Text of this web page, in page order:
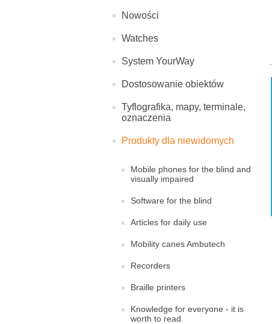
Nowości
Watches
System YourWay
Dostosowanie obiektów
Tyflografika, mapy, terminale,
oznaczenia
Produkty dla niewidomych
Mobile phones for the blind and
visually impaired
Software for the blind
Articles for daily use
Mobility canes Ambutech
Recorders
Braille printers
Knowledge for everyone - it is
worth to read